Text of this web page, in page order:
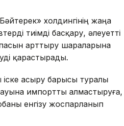
холдингінің жаңа
тиімді басқару, әлеуетті
арттыру шараларына
қарастырады.
асыру барысы туралы
импортты алмастыруға,
енгізу жоспарланып